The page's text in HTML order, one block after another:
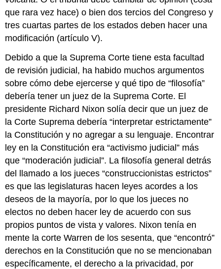
que rara vez hace) o bien dos tercios del Congreso y
tres cuartas partes de los estados deben hacer una
modificación (artículo V).
Debido a que la Suprema Corte tiene esta facultad
de revisión judicial, ha habido muchos argumentos
sobre cómo debe ejercerse y qué tipo de “filosofía”
debería tener un juez de la Suprema Corte. El
presidente Richard Nixon solía decir que un juez de
la Corte Suprema debería “interpretar estrictamente”
la Constitución y no agregar a su lenguaje. Encontrar
ley en la Constitución era “activismo judicial” más
que “moderación judicial”. La filosofía general detrás
del llamado a los jueces “construccionistas estrictos”
es que las legislaturas hacen leyes acordes a los
deseos de la mayoría, por lo que los jueces no
electos no deben hacer ley de acuerdo con sus
propios puntos de vista y valores. Nixon tenía en
mente la corte Warren de los sesenta, que “encontró”
derechos en la Constitución que no se mencionaban
específicamente, el derecho a la privacidad, por